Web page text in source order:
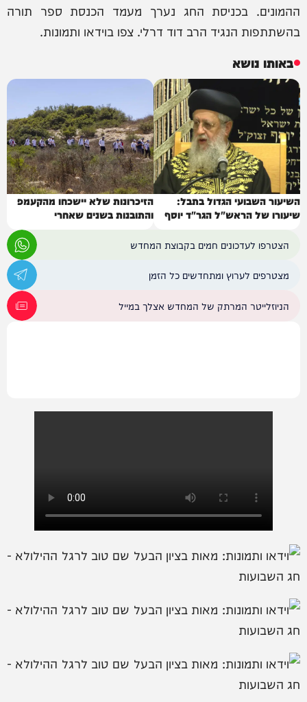
ההמונים. בכניסת החג נערך מעמד הכנסת ספר תורה
בהשתתפות הנגיד הרב דוד דרלי. צפו בוידאו ותמונות.
באותו נושא
השיעור השבועי הגדול בתבל:
שיעורו של הראש"ל הגר"ד יוסף
הזיכרונות שלא יישכחו מהקעמפ
והתובנות בשנים שאחרי
הצטרפו לעדכונים חמים בקבוצת המחדש
מצטרפים לערוץ ומתחדשים כל הזמן
הניוזלייטר המרתק של המחדש אצלך במייל